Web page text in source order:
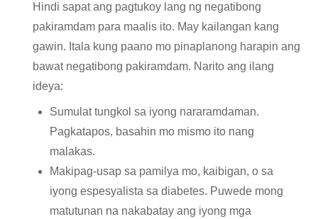
Hindi sapat ang pagtukoy lang ng negatibong
pakiramdam para maalis ito. May kailangan kang
gawin. Itala kung paano mo pinaplanong harapin ang
bawat negatibong pakiramdam. Narito ang ilang
ideya:
Sumulat tungkol sa iyong nararamdaman.
Pagkatapos, basahin mo mismo ito nang
malakas.
Makipag-usap sa pamilya mo, kaibigan, o sa
iyong espesyalista sa diabetes. Puwede mong
matutunan na nakabatay ang iyong mga